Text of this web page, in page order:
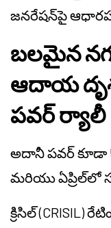
జనరేషన్‌పై
బలమైన
ఆదాయ
పవర్ ర్యాలీ
అదానీ పవర్ కూడా
మరియు ఏప్రిల్‌లో
క్రిసిల్ (CRISIL)